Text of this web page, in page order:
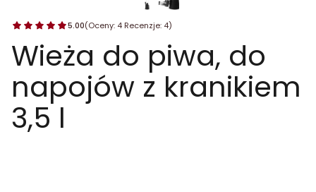
5.00(Oceny: 4 Recenzje: 4)
Wieża do piwa, do
napojów z kranikiem
3,5 l